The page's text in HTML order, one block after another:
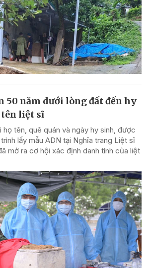
50 năm dưới lòng đất đến hy
liệt sĩ
họ tên, quê quán và ngày hy sinh, được
lấy mẫu ADN tại Nghĩa trang Liệt sĩ
mở ra cơ hội xác định danh tính của liệt